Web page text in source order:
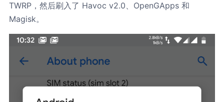
TWRP，然后刷入了 Havoc v2.0、OpenGApps 和
Magisk。